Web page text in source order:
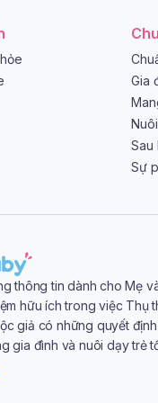
Gia
Sau
Sự
thông tin dành cho Mẹ
hữu ích trong việc Thụ
giả có những quyết
gia đình và nuôi dạy trẻ